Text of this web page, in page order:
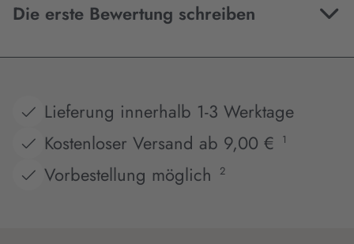
Die erste Bewertung schreiben
Lieferung innerhalb 1-3 Werktage
Kostenloser Versand ab 9,00 €
1
Vorbestellung möglich 2